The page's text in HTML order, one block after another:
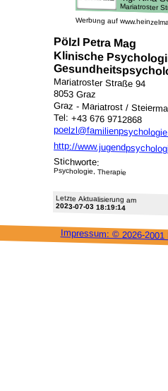
Werbung auf
Pölzl Petra Mag
Klinische
Mariatroster Straße 94
8053 Graz
Graz - Mariatrost /
Tel: +43 676 9712868
http://
Stichworte:
Psychologie, Therapie
Letzte Aktu­alisie­rung am
2023-07-03 18:19:14
Impressum: © 2026-